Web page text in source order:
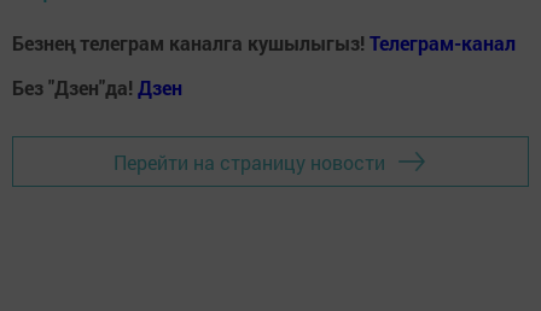
Безнең телеграм каналга кушылыгыз! Телеграм-канал
Без "Дзен"да! Дзен
Перейти на страницу новости